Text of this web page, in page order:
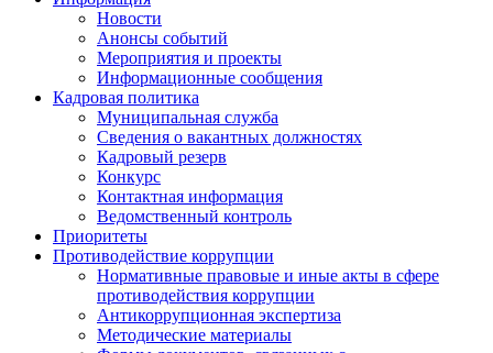
Новости
Анонсы событий
Мероприятия и проекты
Информационные сообщения
Кадровая политика
Муниципальная служба
Сведения о вакантных должностях
Кадровый резерв
Конкурс
Контактная информация
Ведомственный контроль
Приоритеты
Противодействие коррупции
Нормативные правовые и иные акты в сфере
противодействия коррупции
Антикоррупционная экспертиза
Методические материалы